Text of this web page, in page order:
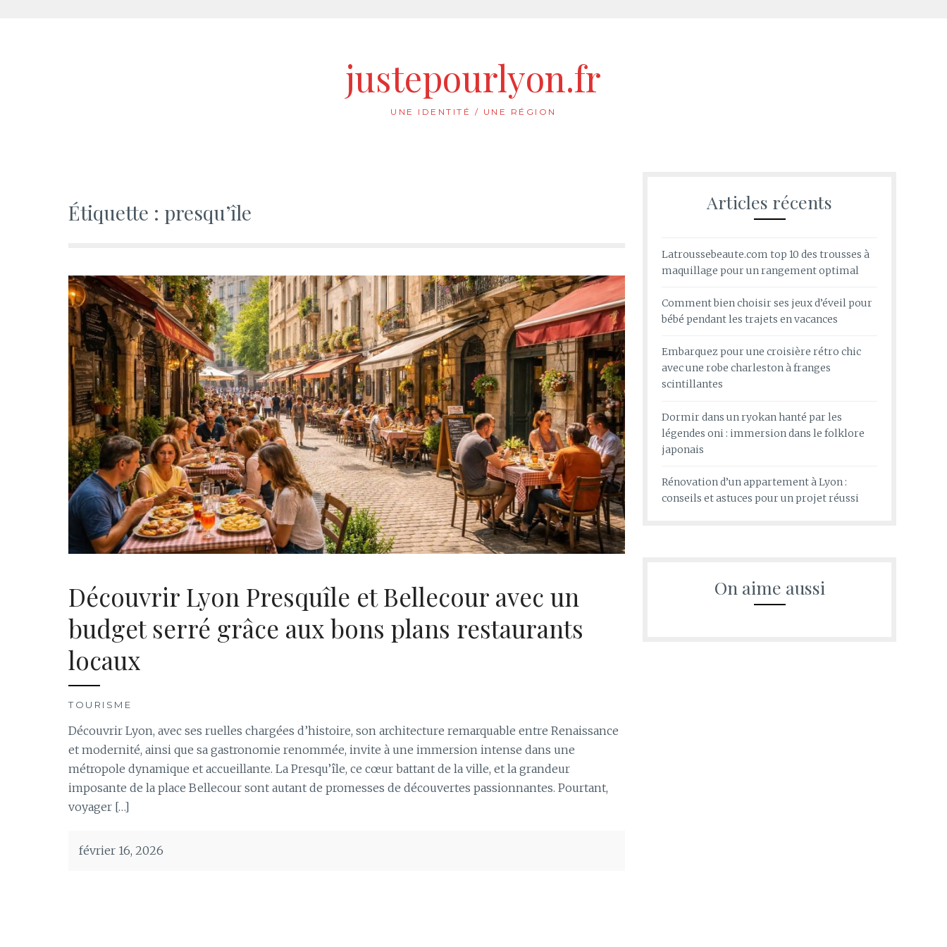
justepourlyon.fr
UNE IDENTITÉ / UNE RÉGION
Étiquette : presqu’île
Découvrir Lyon Presquîle et Bellecour avec un
budget serré grâce aux bons plans restaurants
locaux
TOURISME
Découvrir Lyon, avec ses ruelles chargées d’histoire, son architecture remarquable entre Renaissance
et modernité, ainsi que sa gastronomie renommée, invite à une immersion intense dans une
métropole dynamique et accueillante. La Presqu’île, ce cœur battant de la ville, et la grandeur
imposante de la place Bellecour sont autant de promesses de découvertes passionnantes. Pourtant,
voyager […]
février 16, 2026
Articles récents
Latroussebeaute.com top 10 des trousses à
maquillage pour un rangement optimal
Comment bien choisir ses jeux d’éveil pour
bébé pendant les trajets en vacances
Embarquez pour une croisière rétro chic
avec une robe charleston à franges
scintillantes
Dormir dans un ryokan hanté par les
légendes oni : immersion dans le folklore
japonais
Rénovation d’un appartement à Lyon :
conseils et astuces pour un projet réussi
On aime aussi